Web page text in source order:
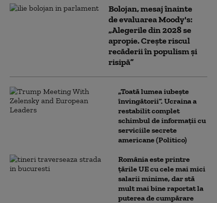
Bolojan, mesaj înainte
de evaluarea Moody's:
„Alegerile din 2028 se
apropie. Crește riscul
recăderii în populism și
risipă”
„Toată lumea iubește
învingătorii”. Ucraina a
restabilit complet
schimbul de informații cu
serviciile secrete
americane (Politico)
România este printre
țările UE cu cele mai mici
salarii minime, dar stă
mult mai bine raportat la
puterea de cumpărare